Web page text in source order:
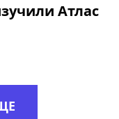
Атлас